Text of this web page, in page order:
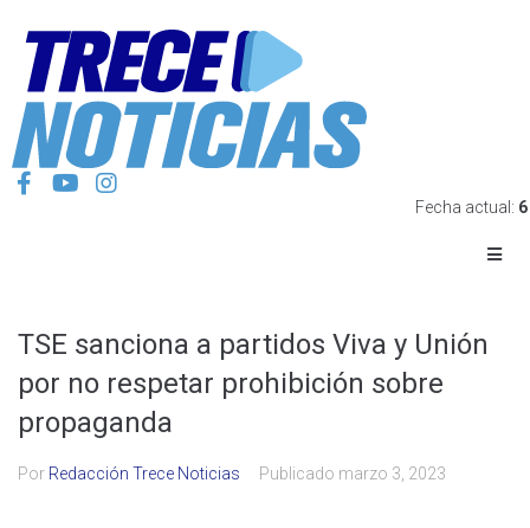
Fecha actual:
TSE sanciona a partidos Viva y Unión
por no respetar prohibición sobre
propaganda
Por Redacción Trece Noticias Publicado marzo 3, 2023